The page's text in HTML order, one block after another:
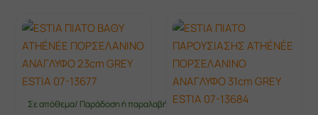
Σε απόθεμα/ Παράδοση ή παραλαβή έως 10 ημέρες